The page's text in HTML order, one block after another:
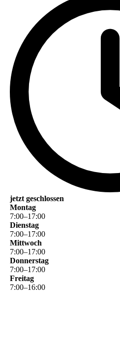
jetzt geschlossen
Montag
7:00–17:00
Dienstag
7:00–17:00
Mittwoch
7:00–17:00
Donnerstag
7:00–17:00
Freitag
7:00–16:00